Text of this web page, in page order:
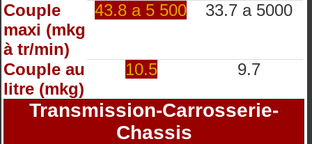
Couple
maxi (mkg
à tr/min)
43.8 a 5 500 33.7 a 5000
Couple au
litre (mkg)
10.5 9.7
Transmission-Carrosserie-
Chassis